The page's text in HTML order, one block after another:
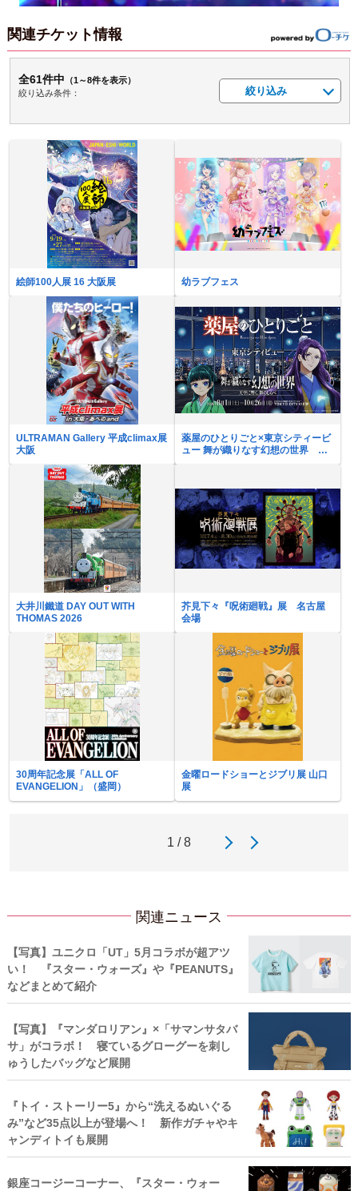
関連チケット情報
全61件中 （1～8件を表示）
絞り込み条件：
絞り込み
絵師100人展 16 大阪展 幼ラブフェス
ULTRAMAN Gallery 平成climax展
大阪
薬屋のひとりごと×東京シティービ
ュー 舞が織りなす幻想の世界 ―
大井川鐵道 DAY OUT WITH
THOMAS 2026
芥見下々『呪術廻戦』展 名古屋
会場
30周年記念展「ALL OF
EVANGELION」（盛岡）
金曜ロードショーとジブリ展 山口
展
1 / 8
関連ニュース
【写真】ユニクロ「UT」5月コラボが超アツ
い！ 『スター・ウォーズ』や『PEANUTS』
などまとめて紹介
【写真】『マンダロリアン』×「サマンサタバ
サ」がコラボ！ 寝ているグローグーを刺し
ゅうしたバッグなど展開
『トイ・ストーリー5』から“洗えるぬいぐる
み”など35点以上が登場へ！ 新作ガチャやキ
ャンディトイも展開
銀座コージーコーナー、『スター・ウォー